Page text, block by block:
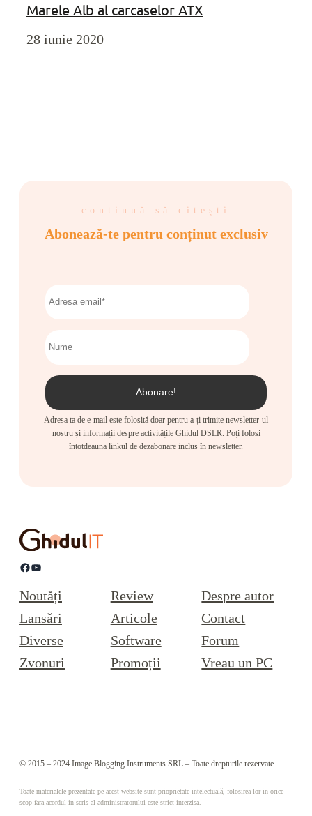
Marele Alb al carcaselor ATX
28 iunie 2020
continuă să citești
Abonează-te pentru conținut exclusiv
Adresa ta de e-mail este folosită doar pentru a-ți trimite newsletter-ul
nostru și informații despre activitățile Ghidul DSLR. Poți folosi
întotdeauna linkul de dezabonare inclus în newsletter.
Facebook YouTube
Noutăți
Lansări
Diverse
Zvonuri
Review
Articole
Software
Promoții
Despre autor
Contact
Forum
Vreau un PC
© 2015 – 2024 Image Blogging Instruments SRL – Toate drepturile rezervate.
Toate materialele prezentate pe acest website sunt prioprietate intelectuală, folosirea lor in orice
scop fara acordul in scris al administratorului este strict interzisa.